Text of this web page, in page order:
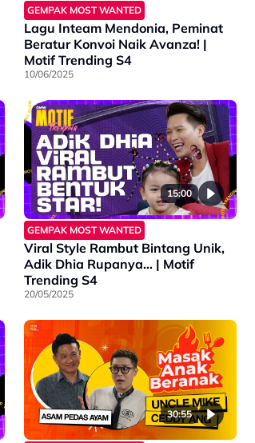
GEMPAK MOST WANTED
Lagu Inteam Mendonia, Peminat
Beratur Konvoi Naik Avanza! |
Motif Trending S4
10/06/2025
15:00
GEMPAK MOST WANTED
Viral Style Rambut Bintang Unik,
Adik Dhia Rupanya… | Motif
Trending S4
20/05/2025
30:55